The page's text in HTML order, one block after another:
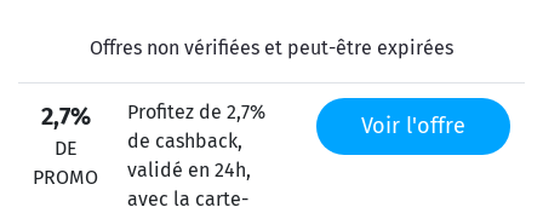
Offres non vérifiées et peut-être expirées
2,7%
DE
PROMO
Profitez de 2,7%
de cashback,
validé en 24h,
avec la carte-
Voir l'offre